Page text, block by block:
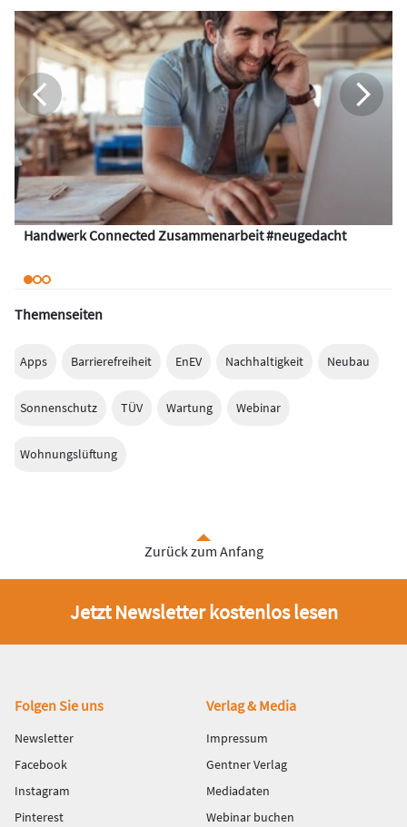
Handwerk Connected Zusammenarbeit #neugedacht
Themenseiten
Apps Barrierefreiheit EnEV Nachhaltigkeit Neubau
Sonnenschutz TÜV Wartung Webinar
Wohnungslüftung
Zurück zum Anfang
Jetzt Newsletter kostenlos lesen
Fußbereich
Folgen Sie uns
Newsletter
Facebook
Instagram
Pinterest
Verlag & Media
Impressum
Gentner Verlag
Mediadaten
Webinar buchen